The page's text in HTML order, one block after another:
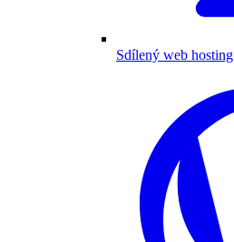
Sdílený web hosting